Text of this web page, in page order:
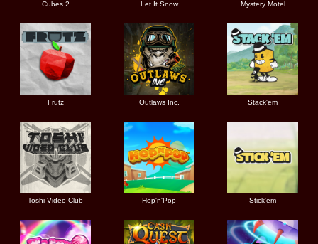
Cubes 2 Let It Snow Mystery Motel
Frutz Outlaws Inc. Stack'em
Toshi Video Club Hop'n'Pop Stick'em